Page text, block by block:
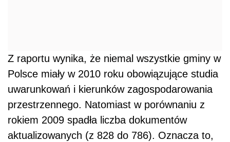
Z raportu wynika, że niemal wszystkie gminy w
Polsce miały w 2010 roku obowiązujące studia
uwarunkowań i kierunków zagospodarowania
przestrzennego. Natomiast w porównaniu z
rokiem 2009 spadła liczba dokumentów
aktualizowanych (z 828 do 786). Oznacza to,